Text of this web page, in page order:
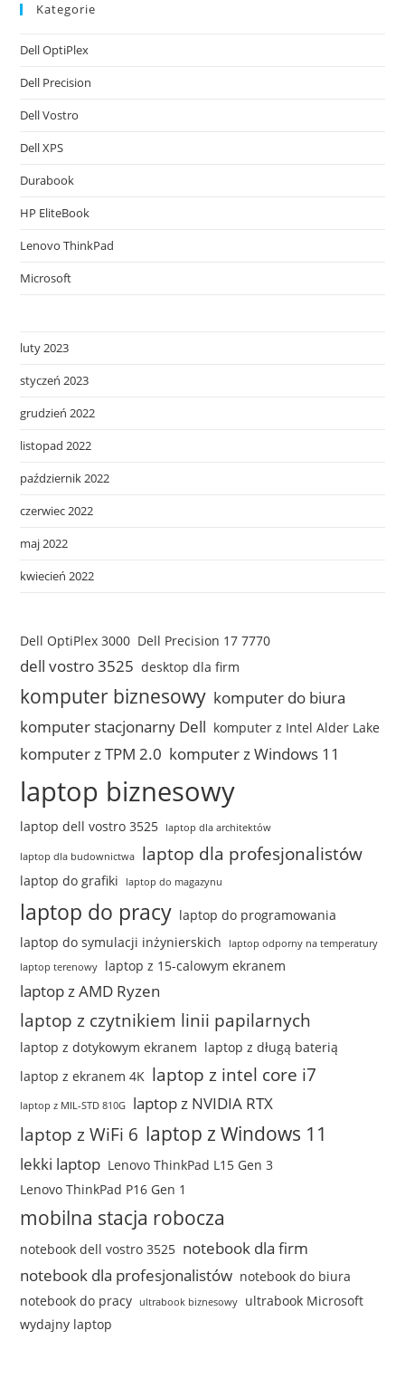
Kategorie
Dell OptiPlex
Dell Precision
Dell Vostro
Dell XPS
Durabook
HP EliteBook
Lenovo ThinkPad
Microsoft
luty 2023
styczeń 2023
grudzień 2022
listopad 2022
październik 2022
czerwiec 2022
maj 2022
kwiecień 2022
Dell OptiPlex 3000 Dell Precision 17 7770
dell vostro 3525 desktop dla firm
komputer biznesowy komputer do biura
komputer stacjonarny Dell komputer z Intel Alder Lake
komputer z TPM 2.0 komputer z Windows 11
laptop biznesowy
laptop dell vostro 3525 laptop dla architektów
laptop dla budownictwa laptop dla profesjonalistów
laptop do grafiki laptop do magazynu
laptop do pracy laptop do programowania
laptop do symulacji inżynierskich
laptop odporny na temperatury
laptop terenowy
laptop z 15-calowym ekranem
laptop z AMD Ryzen
laptop z czytnikiem linii papilarnych
laptop z dotykowym ekranem laptop z długą baterią
laptop z ekranem 4K laptop z intel core i7
laptop z MIL-STD 810G laptop z NVIDIA RTX
laptop z WiFi 6 laptop z Windows 11
lekki laptop Lenovo ThinkPad L15 Gen 3
Lenovo ThinkPad P16 Gen 1
mobilna stacja robocza
notebook dell vostro 3525 notebook dla firm
notebook dla profesjonalistów notebook do biura
notebook do pracy
ultrabook biznesowy
ultrabook Microsoft
wydajny laptop